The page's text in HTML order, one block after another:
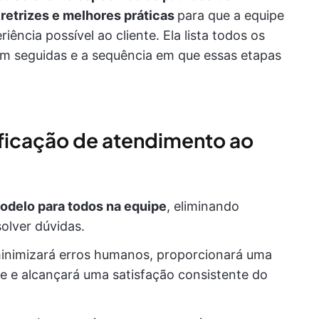
e melhores práticas para que a equipe
possível ao cliente. Ela lista todos os
seguidas e a sequência em que essas etapas
de atendimento ao
para todos na equipe, eliminando
dúvidas.
erros humanos, proporcionará uma
e alcançará uma satisfação consistente do